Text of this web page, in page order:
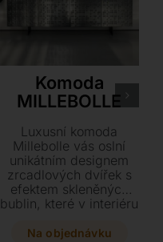
Komoda
MILLEBOLLE
Luxusní komoda
Millebolle vás oslní
unikátním designem
zrcadlových dvířek s
efektem skleněných
bublin, které v interiéru
hru světel a stínů.
Na objednávku